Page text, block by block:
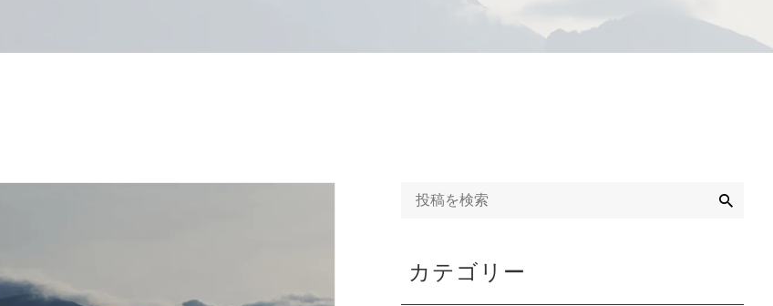
カテゴリー